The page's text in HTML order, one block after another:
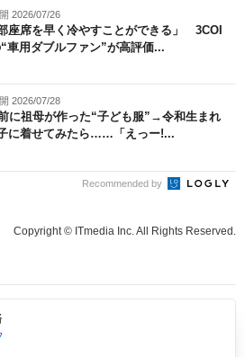
2026/07/26
部座席を早く冷やすことができる」 3COI
車用ダブルファン”が高評価...
2026/07/28
に祖母が作った“子ども服”→令和生まれ
に着せてみたら……「えっー!...
Recommended by
Copyright © ITmedia Inc. All Rights Reserved.